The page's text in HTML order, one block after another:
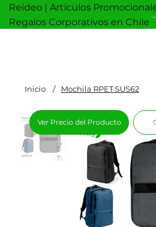
Reideo | Artículos
Regalos Corporativos en Chile
Inicio / Mochila RPET SUS62
Ver Precio del Producto